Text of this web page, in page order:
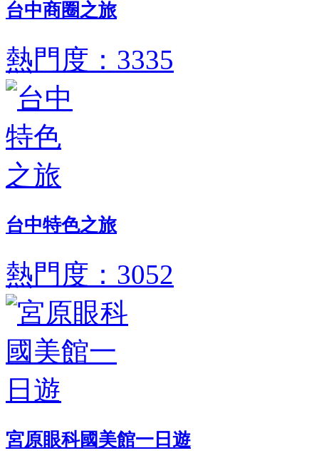
台中商圈之旅
熱門度：3335
台中特色之旅
熱門度：3052
宮原眼科國美館一日遊